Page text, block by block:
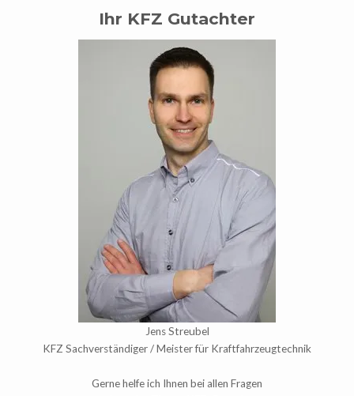
Ihr KFZ Gutachter
Jens Streubel
KFZ Sachverständiger / Meister für Kraftfahrzeugtechnik
Gerne helfe ich Ihnen bei allen Fragen